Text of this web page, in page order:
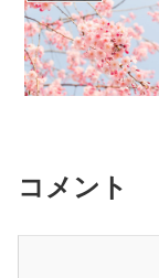
コメント